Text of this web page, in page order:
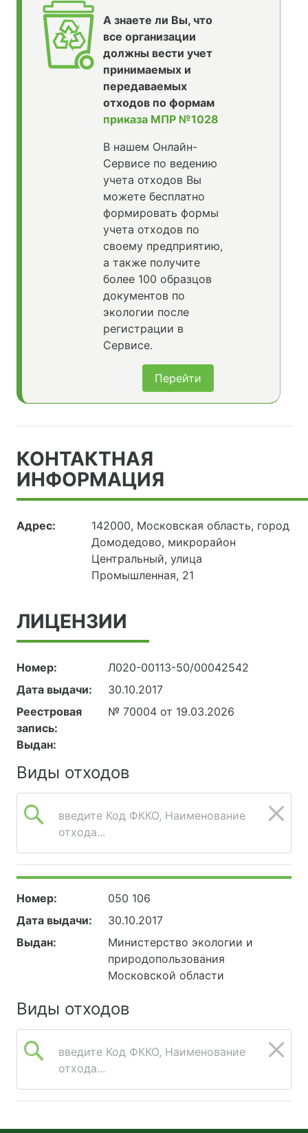
А знаете ли Вы, что
все организации
должны вести учет
принимаемых и
передаваемых
отходов по формам
приказа МПР №1028
В нашем Онлайн-
Сервисе по ведению
учета отходов Вы
можете бесплатно
формировать формы
учета отходов по
своему предприятию,
а также получите
более 100 образцов
документов по
экологии после
регистрации в
Сервисе.
Перейти
КОНТАКТНАЯ
ИНФОРМАЦИЯ
Адрес:
142000, Московская область, город
Домодедово, микрорайон
Центральный, улица
Промышленная, 21
ЛИЦЕНЗИИ
Номер:
Л020-00113-50/00042542
Дата выдачи:
30.10.2017
Реестровая
запись:
№ 70004 от 19.03.2026
Выдан:
Виды отходов
введите Код ФККО, Наименование
отхода...
Номер:
050 106
Дата выдачи:
30.10.2017
Выдан:
Министерство экологии и
природопользования
Московской области
Виды отходов
введите Код ФККО, Наименование
отхода...